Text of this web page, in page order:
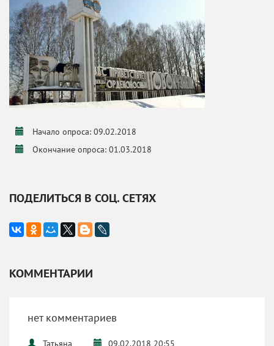
Начало опроса: 09.02.2018
Окончание опроса: 01.03.2018
ПОДЕЛИТЬСЯ В СОЦ. СЕТЯХ
КОММЕНТАРИИ
нет комментариев
Татьяна 09.02.2018 20:55